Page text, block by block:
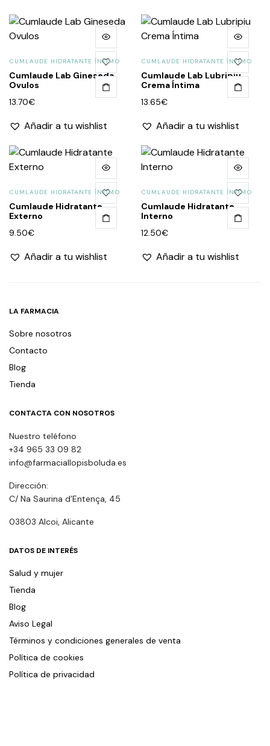
CUMLAUDE HIDRATANTE ÍNTIMO
Cumlaude Lab Gineseda
Ovulos
13.70€
Añadir a tu wishlist
CUMLAUDE HIDRATANTE ÍNTIMO
Cumlaude Lab Lubripiu
Crema Íntima
13.65€
Añadir a tu wishlist
CUMLAUDE HIDRATANTE ÍNTIMO
Cumlaude Hidratante
Externo
9.50€
Añadir a tu wishlist
CUMLAUDE HIDRATANTE ÍNTIMO
Cumlaude Hidratante
Interno
12.50€
Añadir a tu wishlist
LA FARMACIA
Sobre nosotros
Contacto
Blog
Tienda
CONTACTA CON NOSOTROS
Nuestro teléfono
+34 965 33 09 82
info@farmaciallopisboluda.es
Dirección:
C/ Na Saurina d’Entença, 45
03803 Alcoi, Alicante
DATOS DE INTERÉS
Salud y mujer
Tienda
Blog
Aviso Legal
Términos y condiciones generales de venta
Política de cookies
Política de privacidad